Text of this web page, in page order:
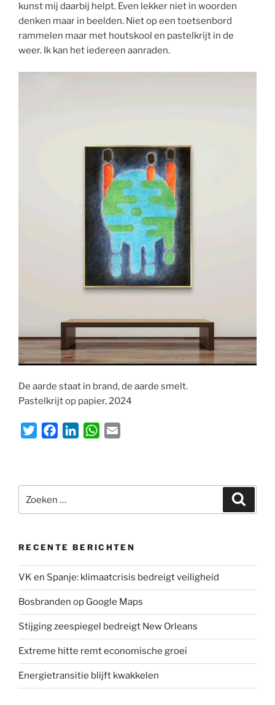
kunst mij daarbij helpt. Even lekker niet in woorden
denken maar in beelden. Niet op een toetsenbord
rammelen maar met houtskool en pastelkrijt in de
weer. Ik kan het iedereen aanraden.
De aarde staat in brand, de aarde smelt.
Pastelkrijt op papier, 2024
k
n
W
p
naar:
RECENTE BERICHTEN
VK en Spanje: klimaatcrisis bedreigt veiligheid
Bosbranden op Google Maps
Stijging zeespiegel bedreigt New Orleans
Extreme hitte remt economische groei
Energietransitie blijft kwakkelen